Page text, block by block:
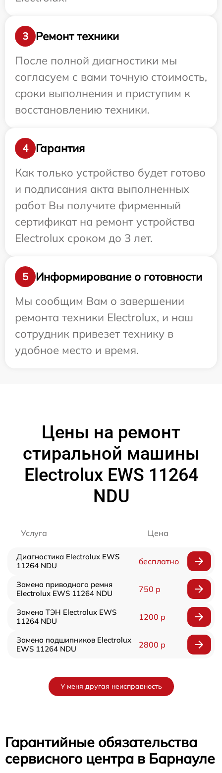
3
Ремонт техники
После полной диагностики мы
согласуем с вами точную стоимость,
сроки выполнения и приступим к
восстановлению техники.
4
Гарантия
Как только устройство будет готово
и подписания акта выполненных
работ Вы получите фирменный
сертификат на ремонт устройства
Electrolux сроком до 3 лет.
5
Информирование о готовности
Мы сообщим Вам о завершении
ремонта техники Electrolux, и наш
сотрудник привезет технику в
удобное место и время.
Цены на ремонт
стиральной машины
Electrolux EWS 11264
NDU
Услуга Цена
Диагностика Electrolux EWS
11264 NDU
бесплатно
Замена приводного ремня
Electrolux EWS 11264 NDU
750 р
Замена ТЭН Electrolux EWS
11264 NDU
1200 р
Замена подшипников Electrolux
EWS 11264 NDU
2800 р
У меня другая неисправность
Гарантийные обязательства
сервисного центра в Барнауле